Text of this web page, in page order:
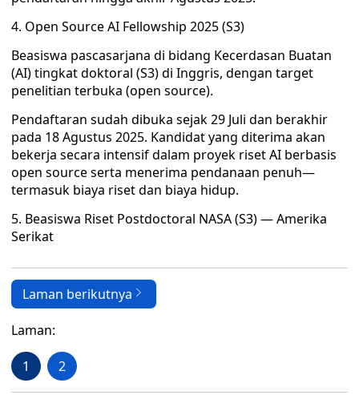
4. Open Source AI Fellowship 2025 (S3)
Beasiswa pascasarjana di bidang Kecerdasan Buatan
(AI) tingkat doktoral (S3) di Inggris, dengan target
penelitian terbuka (open source).
Pendaftaran sudah dibuka sejak 29 Juli dan berakhir
pada 18 Agustus 2025. Kandidat yang diterima akan
bekerja secara intensif dalam proyek riset AI berbasis
open source serta menerima pendanaan penuh—
termasuk biaya riset dan biaya hidup.
5. Beasiswa Riset Postdoctoral NASA (S3) — Amerika
Serikat
Laman berikutnya
Laman:
1 2